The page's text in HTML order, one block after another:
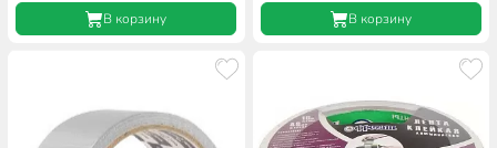
В корзину В корзину